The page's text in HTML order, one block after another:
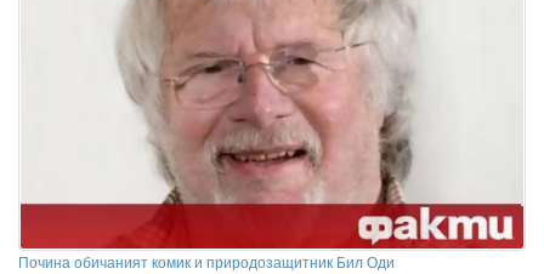
Почина обичаният комик и природозащитник Бил Оди